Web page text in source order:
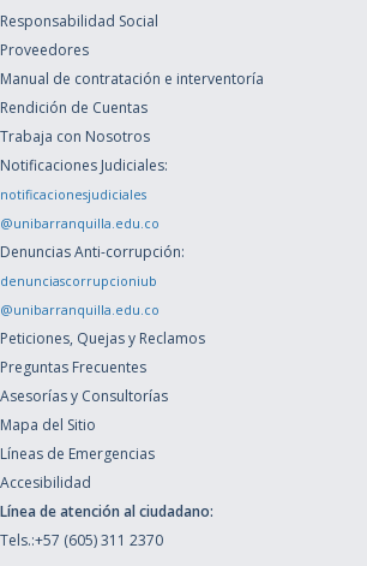
Responsabilidad Social
Proveedores
Manual de contratación e interventoría
Rendición de Cuentas
Trabaja con Nosotros
Notificaciones Judiciales:
notificacionesjudiciales
@unibarranquilla.edu.co
Denuncias Anti-corrupción:
denunciascorrupcioniub
@unibarranquilla.edu.co
Peticiones, Quejas y Reclamos
Preguntas Frecuentes
Asesorías y Consultorías
Mapa del Sitio
Líneas de Emergencias
Accesibilidad
Línea de atención al ciudadano:
Tels.:+57 (605) 311 2370